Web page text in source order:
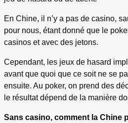
En Chine, il n’y a pas de casino,
pour nous, étant donné que le
casinos et avec des jetons.
Cependant, les jeux de hasard
avant que quoi que ce soit ne se
ensuite. Au poker, on prend des
le résultat dépend de la manière
Sans casino, comment la Chine